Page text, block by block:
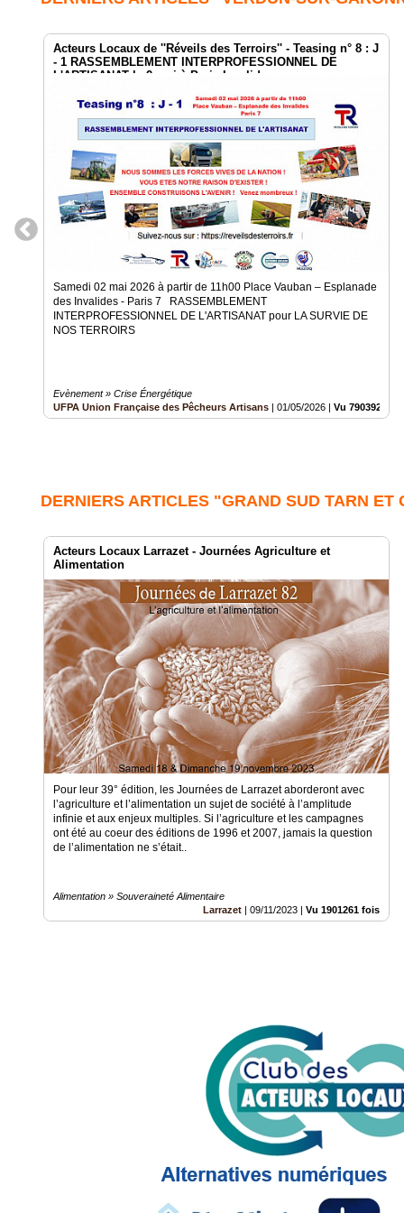
Acteurs Locaux de ''Réveils des Terroirs'' - Teasing n° 8 : J
- 1 RASSEMBLEMENT INTERPROFESSIONNEL DE
L'ARTISANAT le 2 mai à Paris Invalides
Samedi 02 mai 2026 à partir de 11h00 Place Vauban – Esplanade
des Invalides - Paris 7 RASSEMBLEMENT
INTERPROFESSIONNEL DE L'ARTISANAT pour LA SURVIE DE
NOS TERROIRS
Evènement » Crise Énergétique
UFPA Union Française des Pêcheurs Artisans | 01/05/2026 | Vu 790392 fois
DERNIERS ARTICLES "GRAND SUD TARN
Acteurs Locaux Larrazet - Journées Agriculture et
Alimentation
Pour leur 39° édition, les Journées de Larrazet aborderont avec
l’agriculture et l’alimentation un sujet de société à l’amplitude
infinie et aux enjeux multiples. Si l’agriculture et les campagnes
ont été au coeur des éditions de 1996 et 2007, jamais la question
de l’alimentation ne s’était..
Alimentation » Souveraineté Alimentaire
Larrazet | 09/11/2023 | Vu 1901261 fois